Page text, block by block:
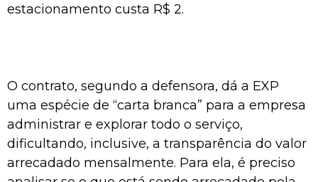
estacionamento custa R$ 2.
O contrato, segundo a defensora, dá a EXP
uma espécie de “carta branca” para a empresa
administrar e explorar todo o serviço,
dificultando, inclusive, a transparência do valor
arrecadado mensalmente. Para ela, é preciso